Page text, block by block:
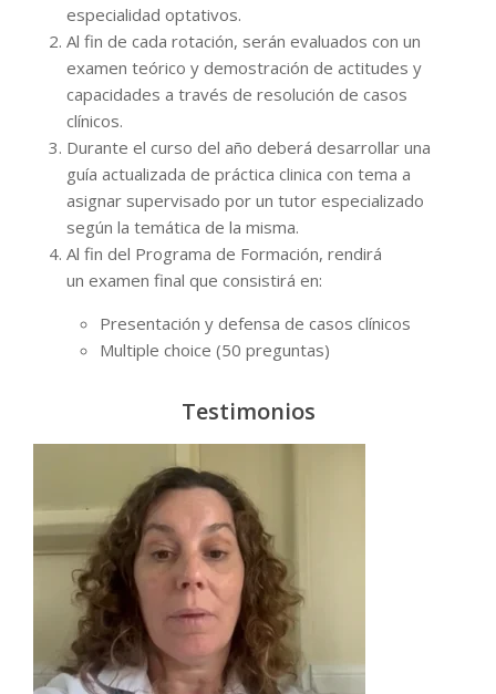
especialidad optativos.
Al fin de cada rotación, serán evaluados con un
examen teórico y demostración de actitudes y
capacidades a través de resolución de casos
clínicos.
Durante el curso del año deberá desarrollar una
guía actualizada de práctica clinica con tema a
asignar supervisado por un tutor especializado
según la temática de la misma.
Al fin del Programa de Formación, rendirá
un examen final que consistirá en:
Presentación y defensa de casos clínicos
Multiple choice (50 preguntas)
Testimonios